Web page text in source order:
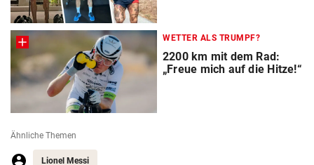
WETTER ALS TRUMPF?
2200 km mit dem Rad:
„Freue mich auf die Hitze!“
Ähnliche Themen
Lionel Messi